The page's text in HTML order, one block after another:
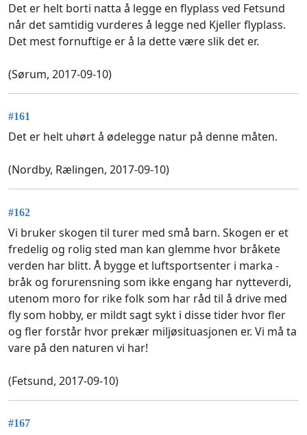
Det er helt borti natta å legge en flyplass ved Fetsund
når det samtidig vurderes å legge ned Kjeller flyplass.
Det mest fornuftige er å la dette være slik det er.
(Sørum, 2017-09-10)
#161
Det er helt uhørt å ødelegge natur på denne måten.
(Nordby, Rælingen, 2017-09-10)
#162
Vi bruker skogen til turer med små barn. Skogen er et
fredelig og rolig sted man kan glemme hvor bråkete
verden har blitt. Å bygge et luftsportsenter i marka -
bråk og forurensning som ikke engang har nytteverdi,
utenom moro for rike folk som har råd til å drive med
fly som hobby, er mildt sagt sykt i disse tider hvor fler
og fler forstår hvor prekær miljøsituasjonen er. Vi må ta
vare på den naturen vi har!
(Fetsund, 2017-09-10)
#167